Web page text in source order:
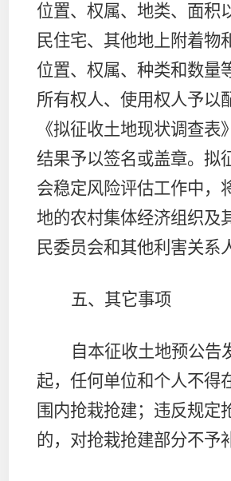
位置、权属、地类、面积
民住宅、其他地上附着物
位置、权属、种类和数量
所有权人、使用权人予以
《拟征收土地现状调查表
结果予以签名或盖章。拟
会稳定风险评估工作中，
地的农村集体经济组织及
民委员会和其他利害关系
五、其它事项
自本征收土地预公告
起，任何单位和个人不得
围内抢栽抢建；违反规定
的，对抢栽抢建部分不予